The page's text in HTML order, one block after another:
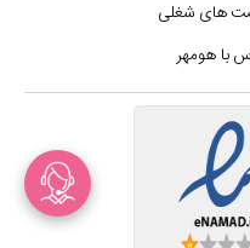
های شغلی
با هومهر